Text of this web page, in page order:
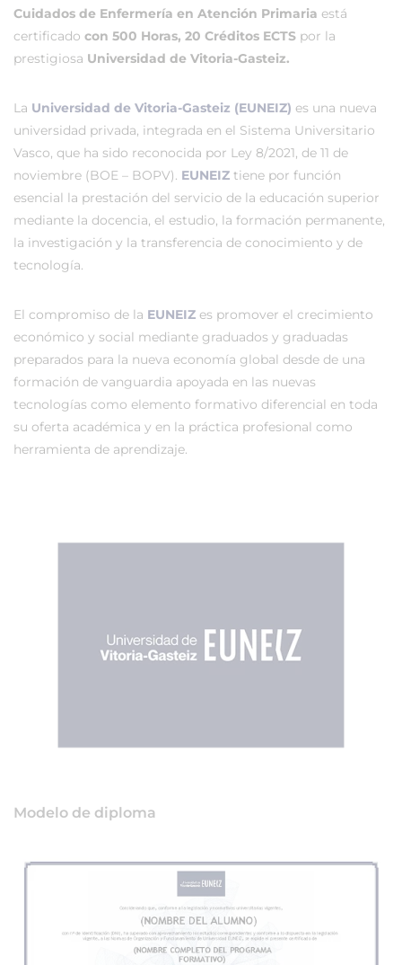
Cuidados de Enfermería en Atención Primaria está
certificado con 500 Horas, 20 Créditos ECTS por la
prestigiosa Universidad de Vitoria-Gasteiz.
La Universidad de Vitoria-Gasteiz (EUNEIZ) es una nueva
universidad privada, integrada en el Sistema Universitario
Vasco, que ha sido reconocida por Ley 8/2021, de 11 de
noviembre (BOE – BOPV). EUNEIZ tiene por función
esencial la prestación del servicio de la educación superior
mediante la docencia, el estudio, la formación permanente,
la investigación y la transferencia de conocimiento y de
tecnología.
El compromiso de la EUNEIZ es promover el crecimiento
económico y social mediante graduados y graduadas
preparados para la nueva economía global desde de una
formación de vanguardia apoyada en las nuevas
tecnologías como elemento formativo diferencial en toda
su oferta académica y en la práctica profesional como
herramienta de aprendizaje.
Modelo de diploma